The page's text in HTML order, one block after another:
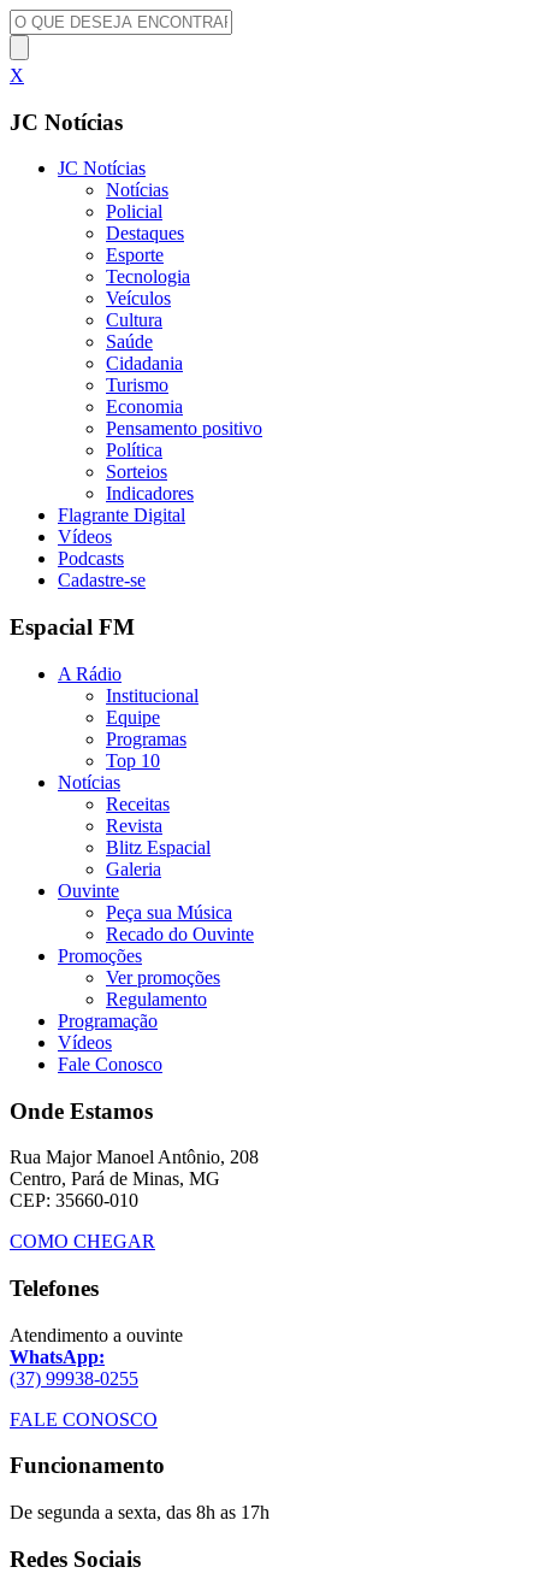
X
JC Notícias
JC Notícias
Notícias
Policial
Destaques
Esporte
Tecnologia
Veículos
Cultura
Saúde
Cidadania
Turismo
Economia
Pensamento positivo
Política
Sorteios
Indicadores
Flagrante Digital
Vídeos
Podcasts
Cadastre-se
Espacial FM
A Rádio
Institucional
Equipe
Programas
Top 10
Notícias
Receitas
Revista
Blitz Espacial
Galeria
Ouvinte
Peça sua Música
Recado do Ouvinte
Promoções
Ver promoções
Regulamento
Programação
Vídeos
Fale Conosco
Onde Estamos
Rua Major Manoel Antônio, 208
Centro, Pará de Minas, MG
CEP: 35660-010
COMO CHEGAR
Telefones
Atendimento a ouvinte
WhatsApp:
(37) 99938-0255
FALE CONOSCO
Funcionamento
De segunda a sexta, das 8h as 17h
Redes Sociais